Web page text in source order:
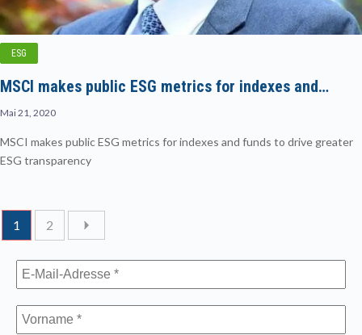
ESG
MSCI makes public ESG metrics for indexes and…
Mai 21, 2020
MSCI makes public ESG metrics for indexes and funds to drive greater
ESG transparency
1 2